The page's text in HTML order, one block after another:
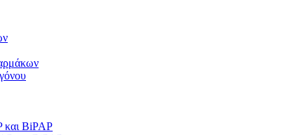
και BiPAP